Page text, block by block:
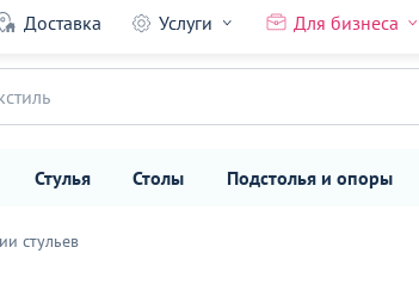
Доставка Услуги Для бизнеса
Стулья Столы Подстолья и опоры
стульев